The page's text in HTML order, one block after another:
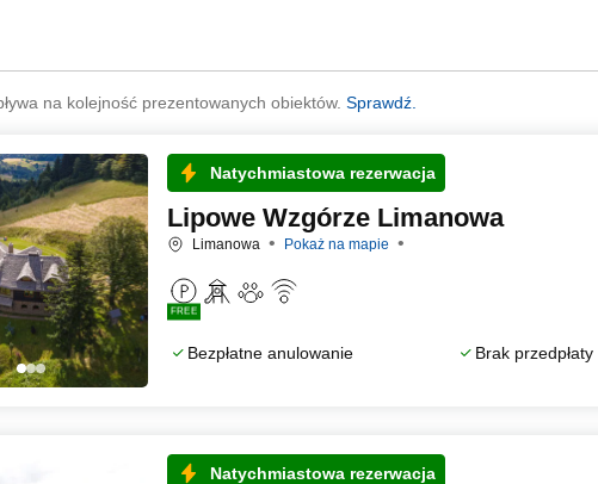
na kolejność prezentowanych obiektów. Sprawdź.
Natychmiastowa rezerwacja
Lipowe Wzgórze Limanowa
Limanowa Pokaż na mapie
FREE
Bezpłatne anulowanie Brak przedpłaty
Natychmiastowa rezerwacja